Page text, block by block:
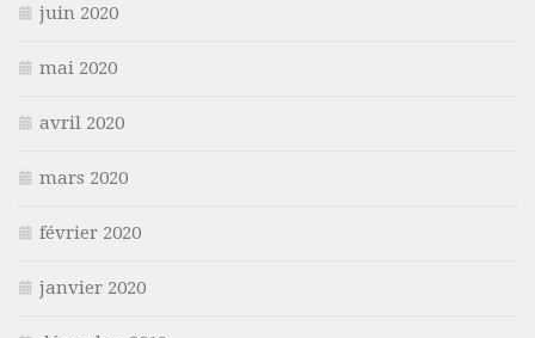
juin 2020
mai 2020
avril 2020
mars 2020
février 2020
janvier 2020